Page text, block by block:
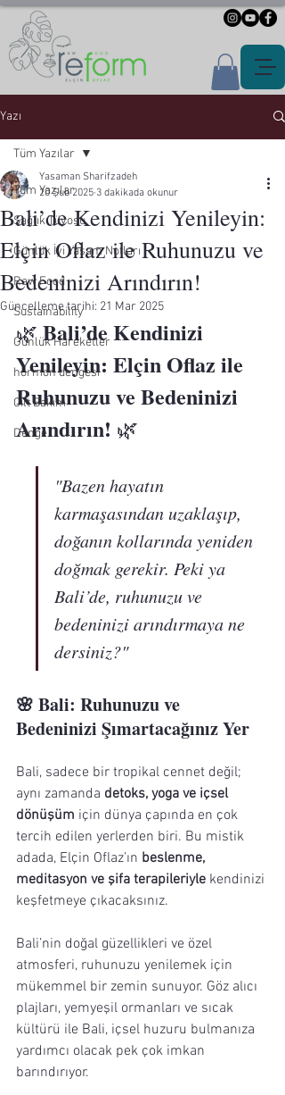
Yazı
Tüm Yazılar
Sağlık Tüyosu
Günlük İyi Yaşam Notları
Raw Food
Sustainability
Günlük Hareketler
hormon dengesi
Cilt Bakım
Denge
Tüm Yazılar
Bali’de Kendinizi Yenileyin:
Elçin Oflaz ile Ruhunuzu ve
Bedeninizi Arındırın!
Yasaman Sharifzadeh
20 Şub 2025 3 dakikada okunur
Güncelleme tarihi: 21 Mar 2025
🌿 Bali’de Kendinizi
Yenileyin: Elçin Oflaz ile
Ruhunuzu ve Bedeninizi
Arındırın! 🌿
"Bazen hayatın
karmaşasından uzaklaşıp,
doğanın kollarında yeniden
doğmak gerekir. Peki ya
Bali’de, ruhunuzu ve
bedeninizi arındırmaya ne
dersiniz?"
🌸 Bali: Ruhunuzu ve
Bedeninizi Şımartacağınız Yer
Bali, sadece bir tropikal cennet değil;
aynı zamanda detoks, yoga ve içsel
dönüşüm için dünya çapında en çok
tercih edilen yerlerden biri. Bu mistik
adada, Elçin Oflaz’ın beslenme,
meditasyon ve şifa terapileriyle kendinizi
keşfetmeye çıkacaksınız.
Bali’nin doğal güzellikleri ve özel
atmosferi, ruhunuzu yenilemek için
mükemmel bir zemin sunuyor. Göz alıcı
plajları, yemyeşil ormanları ve sıcak
kültürü ile Bali, içsel huzuru bulmanıza
yardımcı olacak pek çok imkan
barındırıyor.